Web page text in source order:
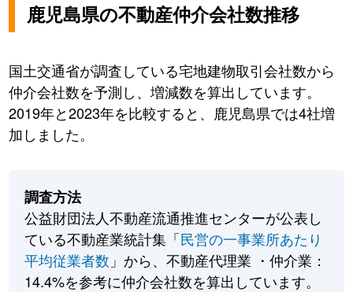
鹿児島県の不動産仲介会社数推移
国土交通省が調査している宅地建物取引会社数から
仲介会社数を予測し、増減数を算出しています。
2019年と2023年を比較すると、鹿児島県では4社増
加しました。
調査方法
公益財団法人不動産流通推進センターが公表し
ている不動産業統計集「民営の一事業所あたり
平均従業者数 」から、不動産代理業 ・仲介業：
14.4%を参考に仲介会社数を算出しています。